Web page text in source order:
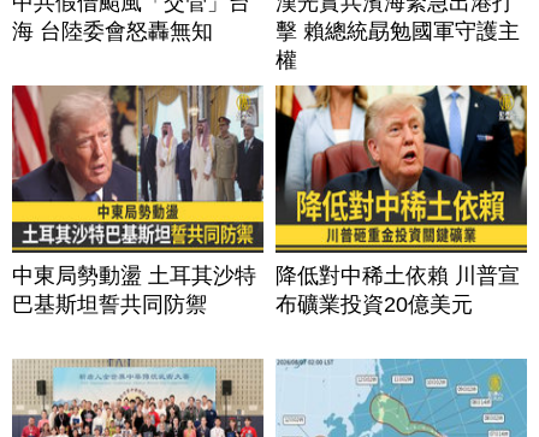
海 台陸委會怒轟無知
擊 賴總統勗勉國軍守護主
權
中東局勢動盪 土耳其沙特
巴基斯坦誓共同防禦
降低對中稀土依賴 川普宣
布礦業投資20億美元